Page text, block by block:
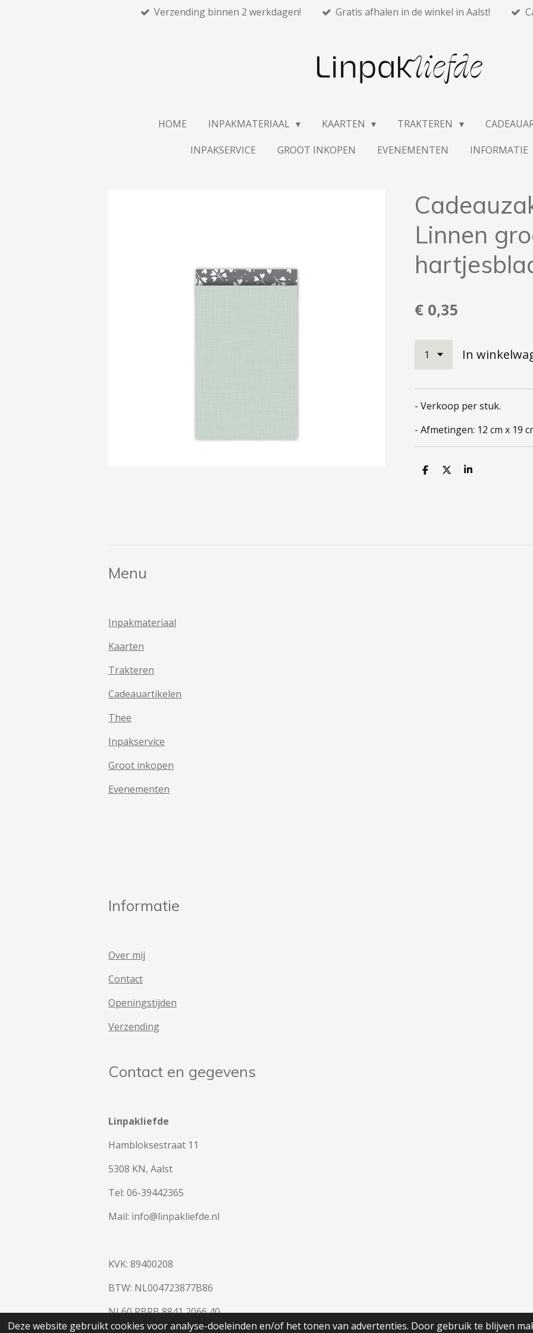
Deze website gebruikt cookies voor analyse-doeleinden en/of het tonen van advertenties. Door gebruik te blijven
Verzending binnen 2 werkdagen! Gratis afhalen in de winkel in Aalst!
HOME INPAKMATERIAAL KAARTEN TRAKTEREN
INPAKSERVICE
GROOT INKOPEN EVENEMENTEN INFORMATIE
Linnen
€ 0,35
In
- Verkoop per stuk.
- Afmetingen: 12 cm x 19
D
D
S
Menu
Inpakmateriaal
Kaarten
Trakteren
Cadeauartikelen
Thee
Inpakservice
Groot inkopen
Evenementen
Informatie
Over mij
Contact
Openingstijden
Verzending
Contact en gegevens
Linpakliefde
Hambloksestraat 11
5308 KN, Aalst
Tel: 06-39442365
Mail: info@linpakliefde.nl
KVK: 89400208
BTW: NL004723877B86
NL60 RBRB 8841 2066 40
© 2023 - 2026 Linpakliefde